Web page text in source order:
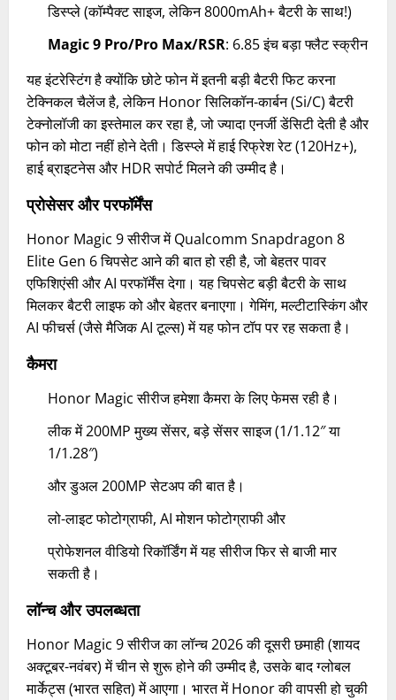
डिस्प्ले (कॉम्पैक्ट साइज, लेकिन 8000mAh+ बैटरी के साथ!)
Magic 9 Pro/Pro Max/RSR: 6.85 इंच बड़ा फ्लैट स्क्रीन
यह इंटरेस्टिंग है क्योंकि छोटे फोन में इतनी बड़ी बैटरी फिट करना
टेक्निकल चैलेंज है, लेकिन Honor सिलिकॉन-कार्बन (Si/C) बैटरी
टेक्नोलॉजी का इस्तेमाल कर रहा है, जो ज्यादा एनर्जी डेंसिटी देती है और
फोन को मोटा नहीं होने देती। डिस्प्ले में हाई रिफ्रेश रेट (120Hz+),
हाई ब्राइटनेस और HDR सपोर्ट मिलने की उम्मीद है।
प्रोसेसर और परफॉर्मेंस
Honor Magic 9 सीरीज में Qualcomm Snapdragon 8
Elite Gen 6 चिपसेट आने की बात हो रही है, जो बेहतर पावर
एफिशिएंसी और AI परफॉर्मेंस देगा। यह चिपसेट बड़ी बैटरी के साथ
मिलकर बैटरी लाइफ को और बेहतर बनाएगा। गेमिंग, मल्टीटास्किंग और
AI फीचर्स (जैसे मैजिक AI टूल्स) में यह फोन टॉप पर रह सकता है।
कैमरा
Honor Magic सीरीज हमेशा कैमरा के लिए फेमस रही है।
लीक में 200MP मुख्य सेंसर, बड़े सेंसर साइज (1/1.12″ या
1/1.28″)
और डुअल 200MP सेटअप की बात है।
लो-लाइट फोटोग्राफी, AI मोशन फोटोग्राफी और
प्रोफेशनल वीडियो रिकॉर्डिंग में यह सीरीज फिर से बाजी मार
सकती है।
लॉन्च और उपलब्धता
Honor Magic 9 सीरीज का लॉन्च 2026 की दूसरी छमाही (शायद
अक्टूबर-नवंबर) में चीन से शुरू होने की उम्मीद है, उसके बाद ग्लोबल
मार्केट्स (भारत सहित) में आएगा। भारत में Honor की वापसी हो चुकी